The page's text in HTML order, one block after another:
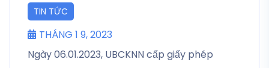
TIN TỨC
THÁNG 1 9, 2023
Ngày 06.01.2023, UBCKNN cấp giấy phép